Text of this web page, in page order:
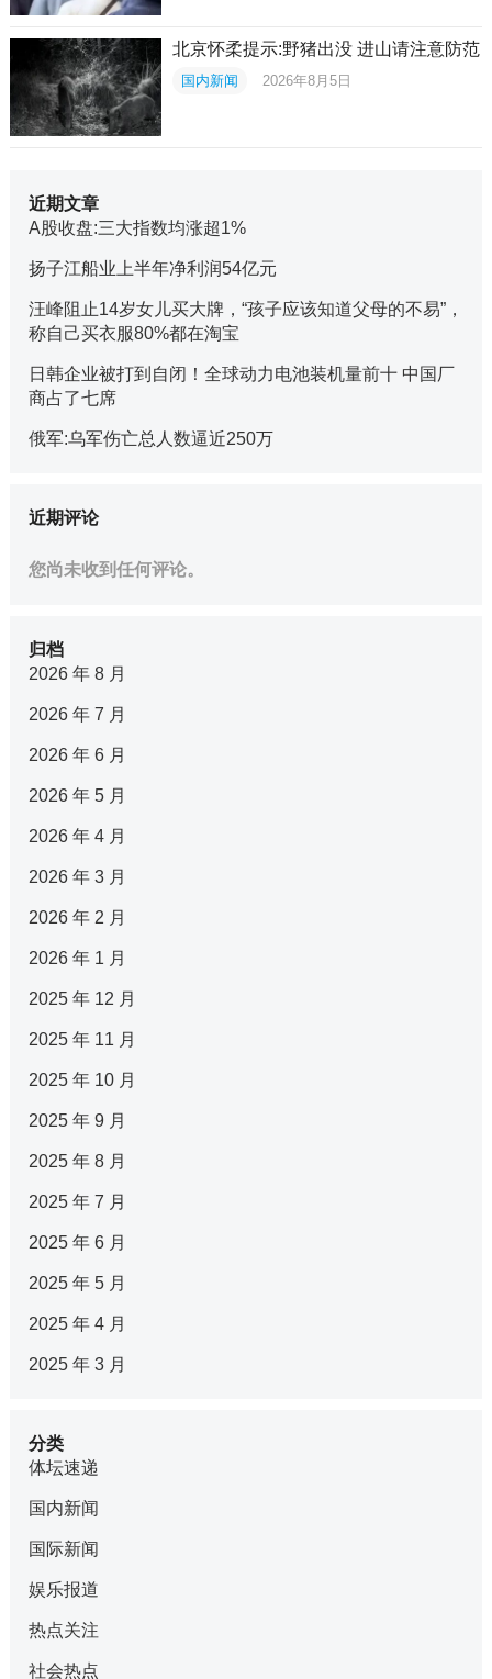
北京怀柔提示:野猪出没 进山请注意防范
国内新闻 2026年8月5日
近期文章
A股收盘:三大指数均涨超1%
扬子江船业上半年净利润54亿元
汪峰阻止14岁女儿买大牌，“孩子应该知道父母的不易”，
称自己买衣服80%都在淘宝
日韩企业被打到自闭！全球动力电池装机量前十 中国厂
商占了七席
俄军:乌军伤亡总人数逼近250万
近期评论
您尚未收到任何评论。
归档
2026 年 8 月
2026 年 7 月
2026 年 6 月
2026 年 5 月
2026 年 4 月
2026 年 3 月
2026 年 2 月
2026 年 1 月
2025 年 12 月
2025 年 11 月
2025 年 10 月
2025 年 9 月
2025 年 8 月
2025 年 7 月
2025 年 6 月
2025 年 5 月
2025 年 4 月
2025 年 3 月
分类
体坛速递
国内新闻
国际新闻
娱乐报道
热点关注
社会热点